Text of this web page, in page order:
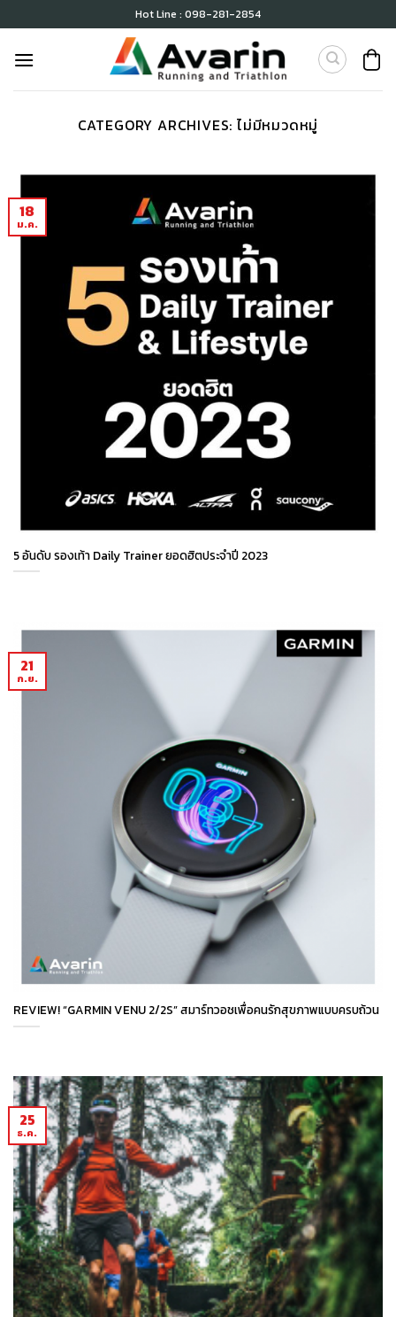
to
content
Hot Line : 098-281-2854
CATEGORY ARCHIVES: ไม่มีหมวดหมู่
5 อันดับ รองเท้า Daily Trainer ยอดฮิตประจำปี 2023
18
ม.ค.
REVIEW! “GARMIN VENU 2/2S” สมาร์ทวอชเพื่อคนรักสุขภาพแบบครบถ้วน
21
ก.ย.
25
ธ.ค.